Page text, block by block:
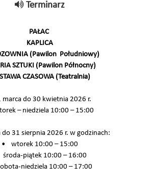
Terminarz
PAŁAC
KAPLICA
(Pawilon Południowy)
SZTUKI (Pawilon Północny)
CZASOWA (Teatralnia)
marca do 30 kwietnia 2026 r.
– niedziela 10:00 – 15:00
31 sierpnia 2026 r. w godzinach:
• wtorek 10:00 – 15:00
piątek 10:00 – 16:00
niedziela 10:00 – 17:00